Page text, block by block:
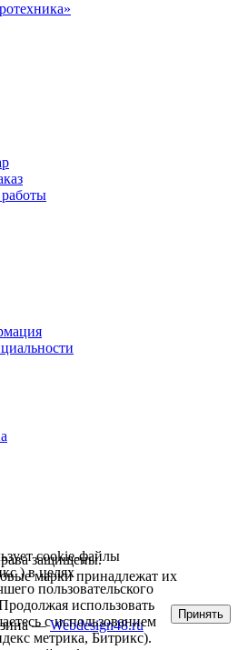
защищены.
марки принадлежат их
—Webdesign48.ru
cookie-файлы
) в целях
пользовательского
использовать
с использованием
метрика, Битрикс).
Принять